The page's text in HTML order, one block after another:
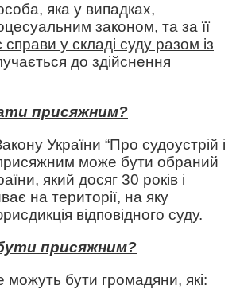
яка у випадках,
законом, та за її
справи у складі суду разом із
до здійснення
присяжним?
України “Про судоустрій і
присяжним може бути обраний
який досяг 30 років і
на території, на яку
відповідного суду.
присяжним?
бути громадяни, які: